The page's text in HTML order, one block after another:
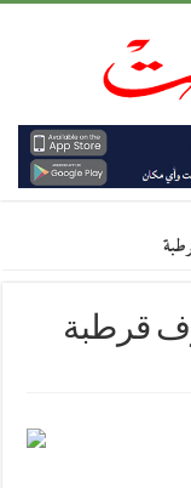
قرطبة